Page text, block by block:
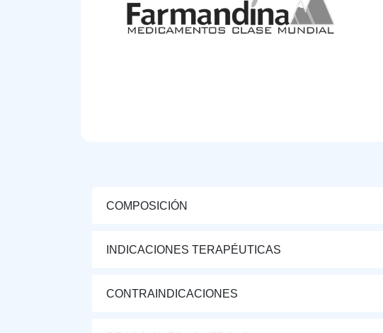
COMPOSICIÓN
INDICACIONES TERAPÉUTICAS
CONTRAINDICACIONES